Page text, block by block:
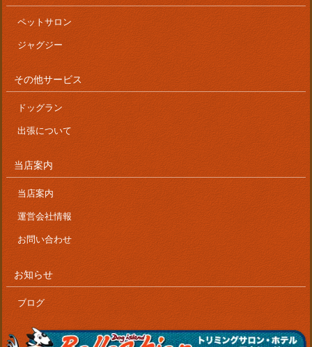
ペットサロン
ジャグジー
その他サービス
ドッグラン
出張について
当店案内
当店案内
運営会社情報
お問い合わせ
お知らせ
ブログ